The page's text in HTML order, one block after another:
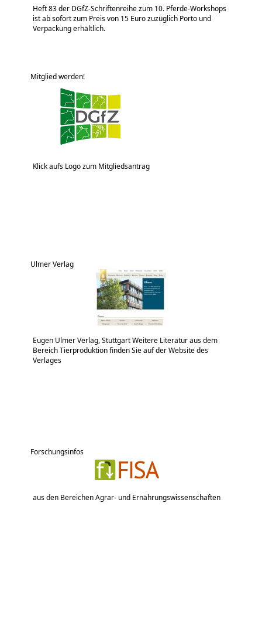
Heft 83 der DGfZ-Schriftenreihe zum 10. Pferde-Workshops
ist ab sofort zum Preis von 15 Euro zuzüglich Porto und
Verpackung erhältlich.
Mitglied werden!
Klick aufs Logo zum Mitgliedsantrag
Ulmer Verlag
Eugen Ulmer Verlag, Stuttgart Weitere Literatur aus dem
Bereich Tierproduktion finden Sie auf der Website des
Verlages
Forschungsinfos
aus den Bereichen Agrar- und Ernährungswissenschaften